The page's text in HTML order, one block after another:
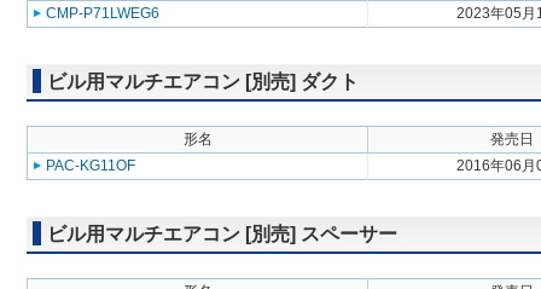
CMP-P71LWEG6
2023年05月
ビル用マルチエアコン [別売] ダクト
形名
発売日
PAC-KG11OF
2016年06月
ビル用マルチエアコン [別売] スペーサー